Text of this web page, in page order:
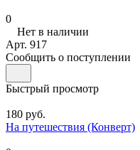
0
Нет в наличии
Арт. 917
Сообщить о поступлении
Быстрый просмотр
180 руб.
На путешествия (Конверт)